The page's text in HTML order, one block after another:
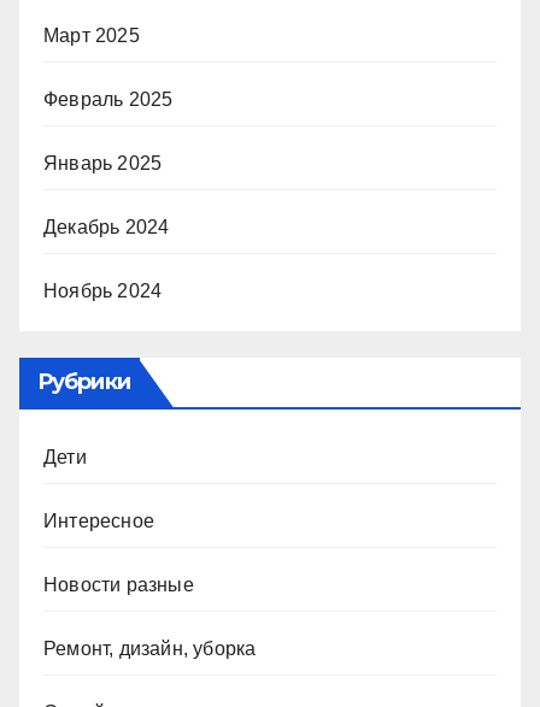
Март 2025
Февраль 2025
Январь 2025
Декабрь 2024
Ноябрь 2024
Рубрики
Дети
Интересное
Новости разные
Ремонт, дизайн, уборка